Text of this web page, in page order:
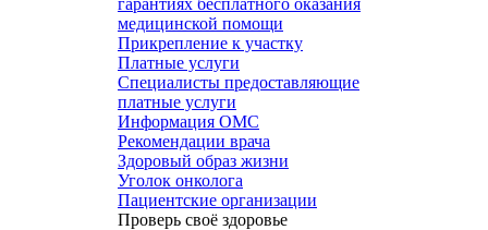
гарантиях бесплатного оказания
медицинской помощи
Прикрепление к участку
Платные услуги
Специалисты предоставляющие
платные услуги
Информация ОМС
Рекомендации врача
Здоровый образ жизни
Уголок онколога
Пациентские организации
Проверь своё здоровье